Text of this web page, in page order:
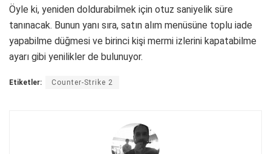
Öyle ki, yeniden doldurabilmek için otuz saniyelik süre
tanınacak. Bunun yanı sıra, satın alım menüsüne toplu iade
yapabilme düğmesi ve birinci kişi mermi izlerini kapatabilme
ayarı gibi yenilikler de bulunuyor.
Etiketler: Counter-Strike 2